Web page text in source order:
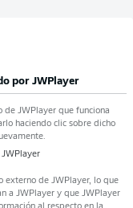
por JWPlayer
de JWPlayerque funciona
haciendo clic sobre dicho
JWPlayer
externo de JWPlayer, lo que
a JWPlayery que JWPlayer